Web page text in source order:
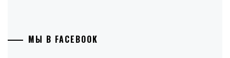
МЫ В FACEBOOK